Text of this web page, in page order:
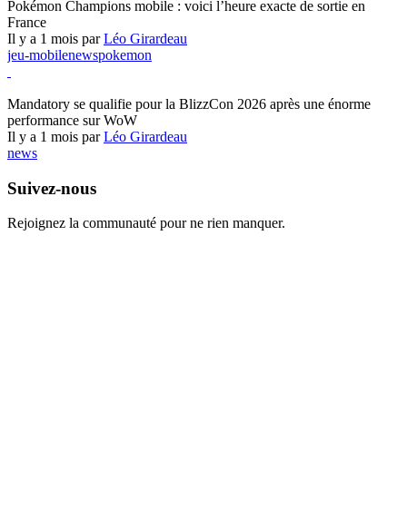
Pokémon Champions mobile : voici l’heure exacte de sortie en
France
Il y a 1 mois parLéo Girardeau
jeu-mobilenewspokemon
Mandatory se qualifie pour la BlizzCon 2026 après une énorme
performance sur WoW
Il y a 1 mois parLéo Girardeau
news
Suivez-nous
Rejoignez la communauté pour ne rien manquer.